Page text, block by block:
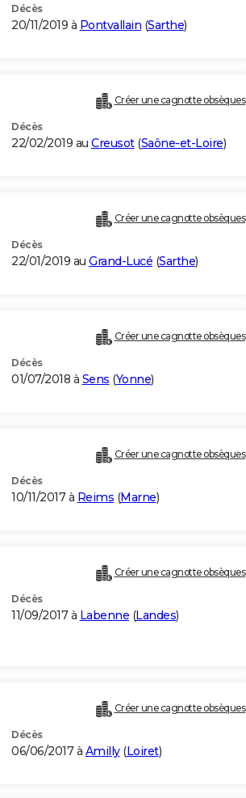
Décès
20/11/2019 à Pontvallain (Sarthe)
Créer une cagnotte obsèques
Décès
22/02/2019 au Creusot(Saône-et-Loire)
Créer une cagnotte obsèques
Décès
22/01/2019 au Grand-Lucé (Sarthe)
Créer une cagnotte obsèques
Décès
01/07/2018 à Sens (Yonne)
Créer une cagnotte obsèques
Décès
10/11/2017 à Reims (Marne)
Créer une cagnotte obsèques
Décès
11/09/2017 à Labenne (Landes)
Créer une cagnotte obsèques
Décès
06/06/2017 à Amilly(Loiret)